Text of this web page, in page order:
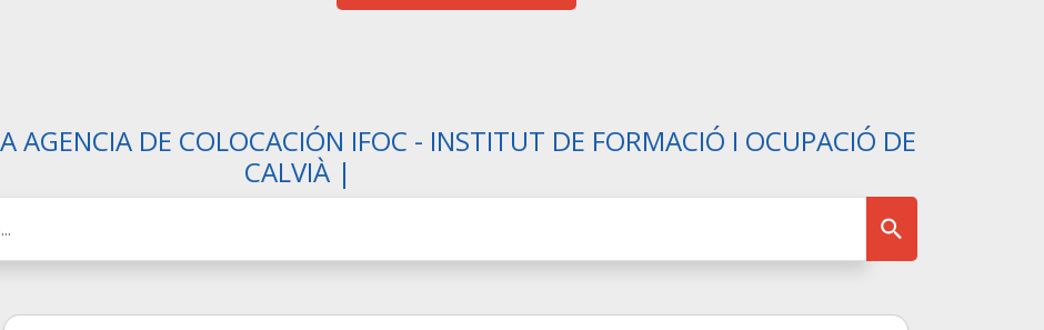
AGENCIA DE COLOCACIÓN IFOC - INSTITUT DE FORMACIÓ I OCUPACIÓ DE
CALVIÀ |